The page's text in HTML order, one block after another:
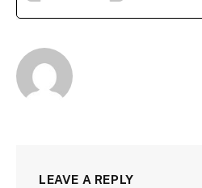
LEAVE A REPLY